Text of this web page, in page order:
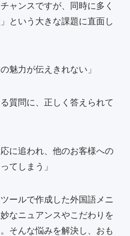
ャンスですが、同時に多く
という大きな課題に直面し
魅力が伝えきれない」
質問に、正しく答えられて
に追われ、他のお客様への
てしまう」
ールで作成した外国語メニ
なニュアンスやこだわりを
そんな悩みを解決し、おも